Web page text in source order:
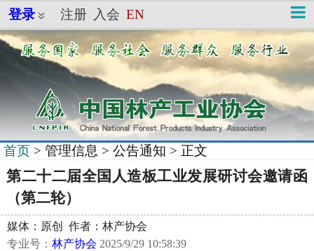
登录 注册 入会 EN
首页 > 管理信息 > 公告通知 > 正文
第二十二届全国人造板工业发展研讨会邀请函
（第二轮）
媒体：原创 作者：林产协会
专业号： 林产协会 2025/9/29 10:58:39